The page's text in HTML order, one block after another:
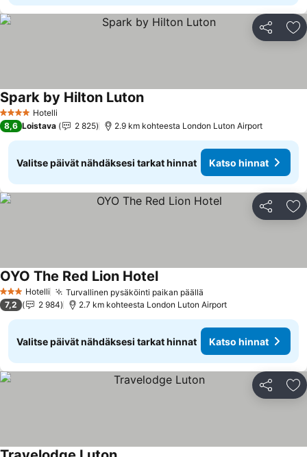
Jaa
4 Tähtiluokitus
Hotelli
Spark by Hilton Luton
8,6 Loistava 2 825 2.9 km kohteesta London Luton Airport
Valitse päivät nähdäksesi tarkat hinnat Katso hinnat
Jaa
3 Tähtiluokitus
Hotelli Turvallinen pysäköinti paikan päällä
OYO The Red Lion Hotel
7,2 2 984 2.7 km kohteesta London Luton Airport
Valitse päivät nähdäksesi tarkat hinnat Katso hinnat
Jaa